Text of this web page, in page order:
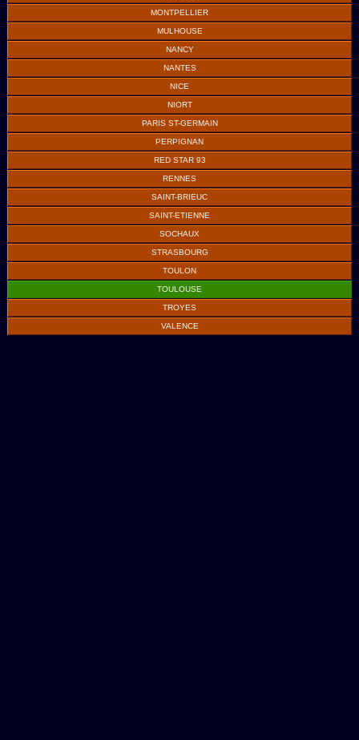
MONTPELLIER
MULHOUSE
NANCY
NANTES
NICE
NIORT
PARIS ST-GERMAIN
PERPIGNAN
RED STAR 93
RENNES
SAINT-BRIEUC
SAINT-ETIENNE
SOCHAUX
STRASBOURG
TOULON
TOULOUSE
TROYES
VALENCE